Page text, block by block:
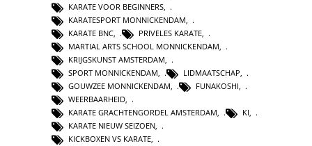
KARATE VOOR BEGINNERS
KARATESPORT MONNICKENDAM
KARATE BNC
PRIVELES KARATE
MARTIAL ARTS SCHOOL MONNICKENDAM
KRIJGSKUNST AMSTERDAM
SPORT MONNICKENDAM
LIDMAATSCHAP
GOUWZEE MONNICKENDAM
FUNAKOSHI
WEERBAARHEID,
KARATE GRACHTENGORDEL AMSTERDAM, KI,
KARATE NIEUW SEIZOEN,
KICKBOXEN VS KARATE,